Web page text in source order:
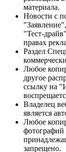
материала.
Новости с
"Тест-
правах
Раздел
Любое
другое
ссылку на
Владелец
является
Любое
фотографий
запрещено.